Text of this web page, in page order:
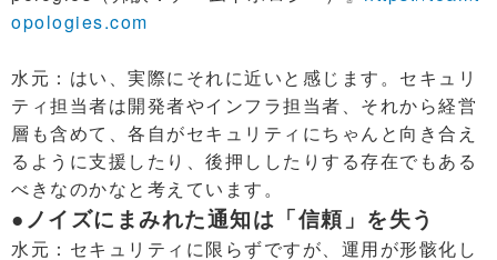
opologies.com
水元：はい、実際にそれに近いと感じます。セキュリ
ティ担当者は開発者やインフラ担当者、それから経営
層も含めて、各自がセキュリティにちゃんと向き合え
るように支援したり、後押ししたりする存在でもある
べきなのかなと考えています。
●ノイズにまみれた通知は「信頼」を失う
水元：セキュリティに限らずですが、運用が形骸化し